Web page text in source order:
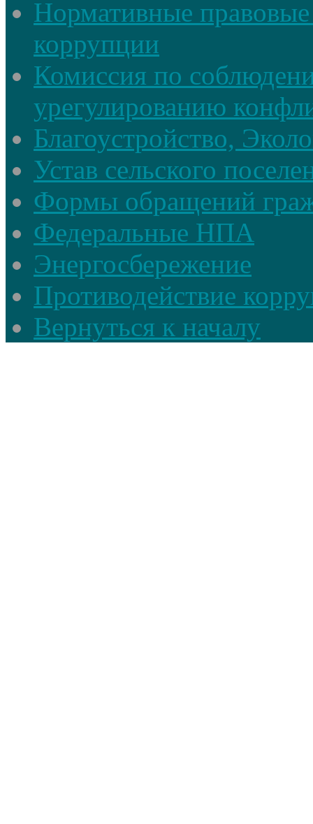
Нормативные
коррупции
Комиссия по
урегулированию
Благоустройство,
Устав сельского
Формы обращений
Федеральные НПА
Энергосбережение
Противодействие
Вернуться к началу